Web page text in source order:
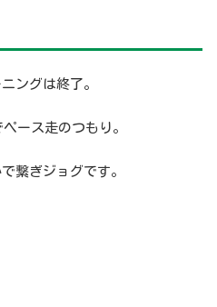
ングは終了。
ペース走のつもり。
繋ぎジョグです。